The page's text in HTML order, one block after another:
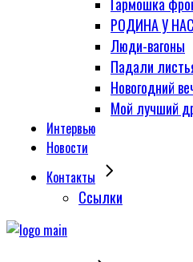
РОДИНА У
Люди-вагоны
Падали
Новогодний
Мой лучший
Интервью
Новости
Контакты
Сcылки